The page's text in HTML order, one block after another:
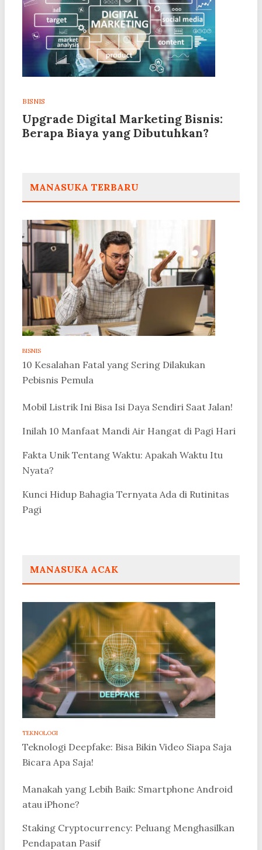
BISNIS
Upgrade Digital Marketing Bisnis:
Berapa Biaya yang Dibutuhkan?
MANASUKA TERBARU
BISNIS
10 Kesalahan Fatal yang Sering Dilakukan
Pebisnis Pemula
Mobil Listrik Ini Bisa Isi Daya Sendiri Saat Jalan!
Inilah 10 Manfaat Mandi Air Hangat di Pagi Hari
Fakta Unik Tentang Waktu: Apakah Waktu Itu
Nyata?
Kunci Hidup Bahagia Ternyata Ada di Rutinitas
Pagi
MANASUKA ACAK
TEKNOLOGI
Teknologi Deepfake: Bisa Bikin Video Siapa Saja
Bicara Apa Saja!
Manakah yang Lebih Baik: Smartphone Android
atau iPhone?
Staking Cryptocurrency: Peluang Menghasilkan
Pendapatan Pasif